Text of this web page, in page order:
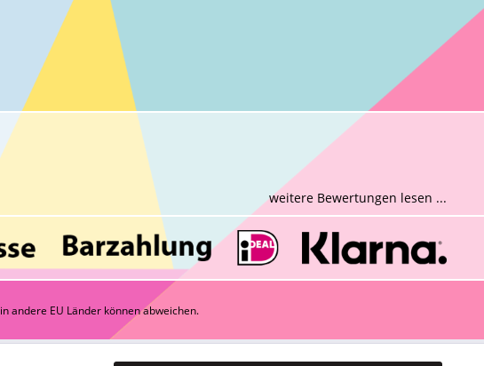
weitere Bewertungen lesen ...
in andere EU Länder können abweichen.